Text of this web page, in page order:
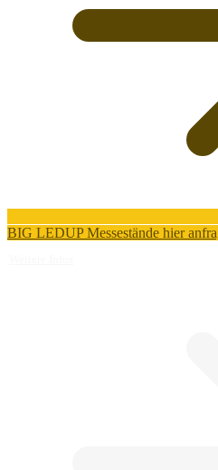
BIG LEDUP Messestände hier